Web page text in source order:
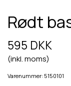
Rødt
595 DKK
(inkl. moms)
Varenummer: 5150101